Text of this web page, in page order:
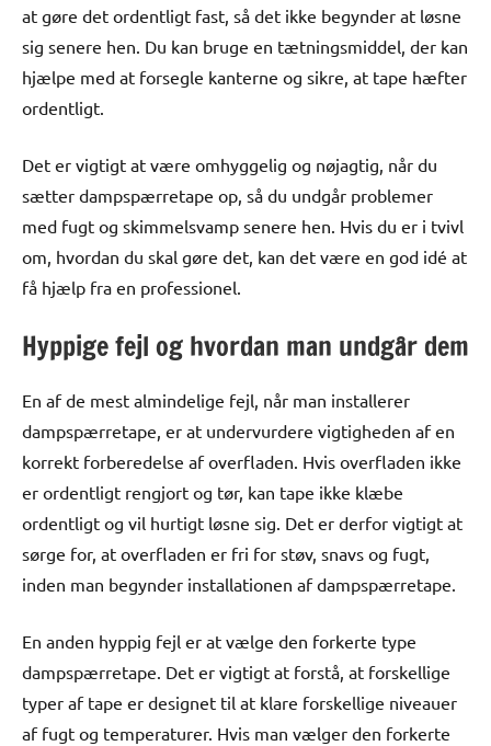
at gøre det ordentligt fast, så det ikke begynder at løsne
sig senere hen. Du kan bruge en tætningsmiddel, der kan
hjælpe med at forsegle kanterne og sikre, at tape hæfter
ordentligt.
Det er vigtigt at være omhyggelig og nøjagtig, når du
sætter dampspærretape op, så du undgår problemer
med fugt og skimmelsvamp senere hen. Hvis du er i tvivl
om, hvordan du skal gøre det, kan det være en god idé at
få hjælp fra en professionel.
Hyppige fejl og hvordan man undgår dem
En af de mest almindelige fejl, når man installerer
dampspærretape, er at undervurdere vigtigheden af en
korrekt forberedelse af overfladen. Hvis overfladen ikke
er ordentligt rengjort og tør, kan tape ikke klæbe
ordentligt og vil hurtigt løsne sig. Det er derfor vigtigt at
sørge for, at overfladen er fri for støv, snavs og fugt,
inden man begynder installationen af dampspærretape.
En anden hyppig fejl er at vælge den forkerte type
dampspærretape. Det er vigtigt at forstå, at forskellige
typer af tape er designet til at klare forskellige niveauer
af fugt og temperaturer. Hvis man vælger den forkerte